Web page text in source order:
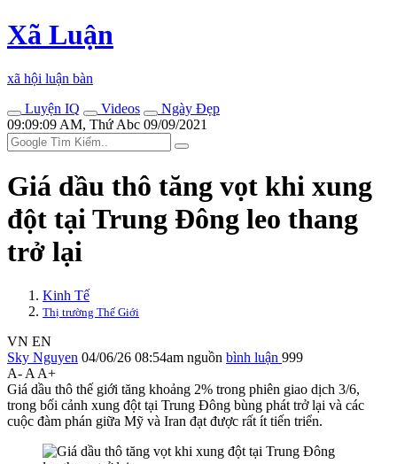
Xã Luận
xã hội luận bàn
Luyện IQ
Videos
Ngày Đẹp
09:09:09 AM, Thứ Abc 09/09/2021
Giá dầu thô tăng vọt khi xung
đột tại Trung Đông leo thang
trở lại
Kinh Tế
Thị trường Thế Giới
VN EN
Sky Nguyen 04/06/26 08:54am nguồn bình luận 999
A- A A+
Giá dầu thô thế giới tăng khoảng 2% trong phiên giao dịch 3/6,
trong bối cảnh xung đột tại Trung Đông bùng phát trở lại và các
cuộc đàm phán giữa Mỹ và Iran đạt được rất ít tiến triển.